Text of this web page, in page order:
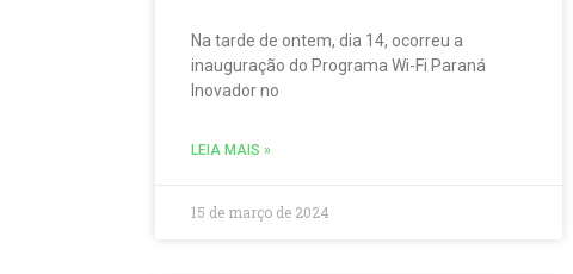
Na tarde de ontem, dia 14, ocorreu a
inauguração do Programa Wi-Fi Paraná
Inovador no
LEIA MAIS »
15 de março de 2024